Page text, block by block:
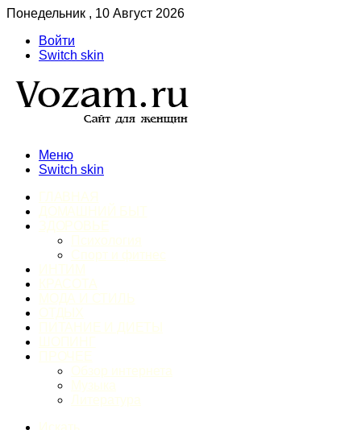
Понедельник , 10 Август 2026
Войти
Switch skin
Меню
Switch skin